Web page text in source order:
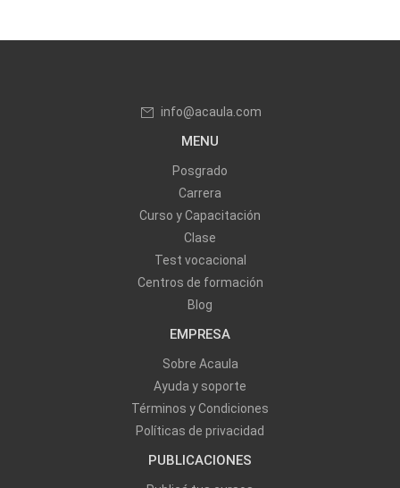
info@acaula.com
MENU
Posgrado
Carrera
Curso y Capacitación
Clase
Test vocacional
Centros de formación
Blog
EMPRESA
Sobre Acaula
Ayuda y soporte
Términos y Condiciones
Políticas de privacidad
PUBLICACIONES